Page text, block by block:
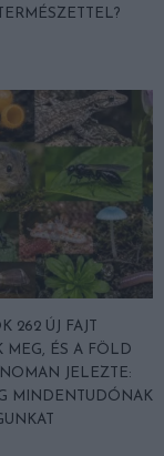
262 ÚJ FAJT
MEG, ÉS A FÖLD
JELEZTE:
MINDENTUDÓNAK